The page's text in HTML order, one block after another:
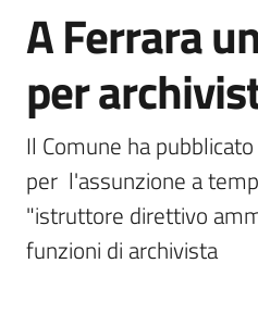
Polo
archivistico
Archivio
storico
Conservazione
Salta al contenuto
A Ferrara
per
Il Comune ha
per  l'assunzione a
"istruttore direttivo
funzioni di archivista